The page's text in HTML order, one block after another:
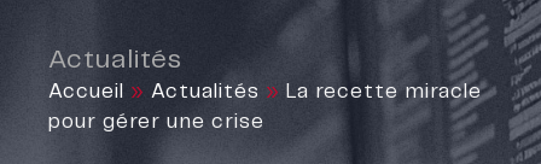
Actualités
Accueil » Actualités » La recette miracle
pour gérer une crise